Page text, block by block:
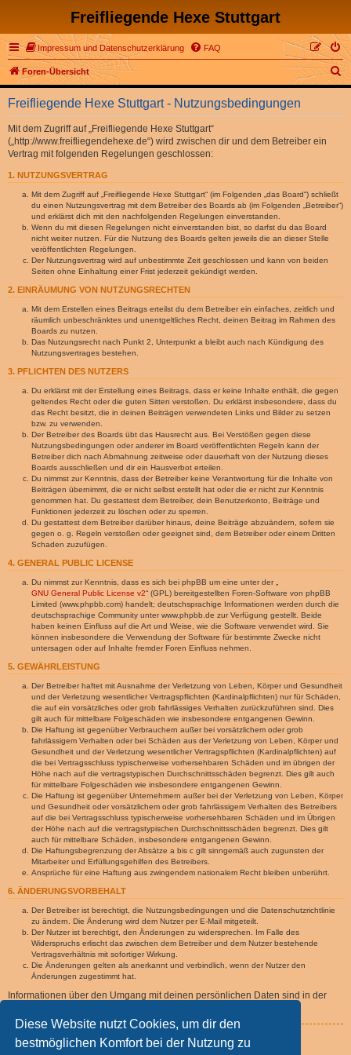
Diese Website nutzt Cookies, um dir den
bestmöglichen Komfort bei der Nutzung zu
Freifliegende Hexe Stuttgart
Impressum und Datenschutzerklärung FAQ
Foren-Übersicht
S
u
Freifliegende Hexe Stuttgart - Nutzungsbedingungen
Mit dem Zugriff auf „Freifliegende Hexe Stuttgart“
(„http://www.freifliegendehexe.de“) wird zwischen dir und dem Betreiber ein
Vertrag mit folgenden Regelungen geschlossen:
1. NUTZUNGSVERTRAG
Mit dem Zugriff auf „Freifliegende Hexe Stuttgart“ (im Folgenden „das Board“) schließt
du einen Nutzungsvertrag mit dem Betreiber des Boards ab (im Folgenden „Betreiber“)
und erklärst dich mit den nachfolgenden Regelungen einverstanden.
Wenn du mit diesen Regelungen nicht einverstanden bist, so darfst du das Board
nicht weiter nutzen. Für die Nutzung des Boards gelten jeweils die an dieser Stelle
veröffentlichten Regelungen.
Der Nutzungsvertrag wird auf unbestimmte Zeit geschlossen und kann von beiden
Seiten ohne Einhaltung einer Frist jederzeit gekündigt werden.
2. EINRÄUMUNG VON NUTZUNGSRECHTEN
Mit dem Erstellen eines Beitrags erteilst du dem Betreiber ein einfaches, zeitlich und
räumlich unbeschränktes und unentgeltliches Recht, deinen Beitrag im Rahmen des
Boards zu nutzen.
Das Nutzungsrecht nach Punkt 2, Unterpunkt a bleibt auch nach Kündigung des
Nutzungsvertrages bestehen.
3. PFLICHTEN DES NUTZERS
Du erklärst mit der Erstellung eines Beitrags, dass er keine Inhalte enthält, die gegen
geltendes Recht oder die guten Sitten verstoßen. Du erklärst insbesondere, dass du
das Recht besitzt, die in deinen Beiträgen verwendeten Links und Bilder zu setzen
bzw. zu verwenden.
Der Betreiber des Boards übt das Hausrecht aus. Bei Verstößen gegen diese
Nutzungsbedingungen oder anderer im Board veröffentlichten Regeln kann der
Betreiber dich nach Abmahnung zeitweise oder dauerhaft von der Nutzung dieses
Boards ausschließen und dir ein Hausverbot erteilen.
Du nimmst zur Kenntnis, dass der Betreiber keine Verantwortung für die Inhalte von
Beiträgen übernimmt, die er nicht selbst erstellt hat oder die er nicht zur Kenntnis
genommen hat. Du gestattest dem Betreiber, dein Benutzerkonto, Beiträge und
Funktionen jederzeit zu löschen oder zu sperren.
Du gestattest dem Betreiber darüber hinaus, deine Beiträge abzuändern, sofern sie
gegen o. g. Regeln verstoßen oder geeignet sind, dem Betreiber oder einem Dritten
Schaden zuzufügen.
4. GENERAL PUBLIC LICENSE
Du nimmst zur Kenntnis, dass es sich bei phpBB um eine unter der „
GNU General Public License v2“ (GPL) bereitgestellten Foren-Software von phpBB
Limited (www.phpbb.com) handelt; deutschsprachige Informationen werden durch die
deutschsprachige Community unter www.phpbb.de zur Verfügung gestellt. Beide
haben keinen Einfluss auf die Art und Weise, wie die Software verwendet wird. Sie
können insbesondere die Verwendung der Software für bestimmte Zwecke nicht
untersagen oder auf Inhalte fremder Foren Einfluss nehmen.
5. GEWÄHRLEISTUNG
Der Betreiber haftet mit Ausnahme der Verletzung von Leben, Körper und Gesundheit
und der Verletzung wesentlicher Vertragspflichten (Kardinalpflichten) nur für Schäden,
die auf ein vorsätzliches oder grob fahrlässiges Verhalten zurückzuführen sind. Dies
gilt auch für mittelbare Folgeschäden wie insbesondere entgangenen Gewinn.
Die Haftung ist gegenüber Verbrauchern außer bei vorsätzlichem oder grob
fahrlässigem Verhalten oder bei Schäden aus der Verletzung von Leben, Körper und
Gesundheit und der Verletzung wesentlicher Vertragspflichten (Kardinalpflichten) auf
die bei Vertragsschluss typischerweise vorhersehbaren Schäden und im übrigen der
Höhe nach auf die vertragstypischen Durchschnittsschäden begrenzt. Dies gilt auch
für mittelbare Folgeschäden wie insbesondere entgangenen Gewinn.
Die Haftung ist gegenüber Unternehmern außer bei der Verletzung von Leben, Körper
und Gesundheit oder vorsätzlichem oder grob fahrlässigem Verhalten des Betreibers
auf die bei Vertragsschluss typischerweise vorhersehbaren Schäden und im Übrigen
der Höhe nach auf die vertragstypischen Durchschnittsschäden begrenzt. Dies gilt
auch für mittelbare Schäden, insbesondere entgangenen Gewinn.
Die Haftungsbegrenzung der Absätze a bis c gilt sinngemäß auch zugunsten der
Mitarbeiter und Erfüllungsgehilfen des Betreibers.
Ansprüche für eine Haftung aus zwingendem nationalem Recht bleiben unberührt.
6. ÄNDERUNGSVORBEHALT
Der Betreiber ist berechtigt, die Nutzungsbedingungen und die Datenschutzrichtlinie
zu ändern. Die Änderung wird dem Nutzer per E-Mail mitgeteilt.
Der Nutzer ist berechtigt, den Änderungen zu widersprechen. Im Falle des
Widerspruchs erlischt das zwischen dem Betreiber und dem Nutzer bestehende
Vertragsverhältnis mit sofortiger Wirkung.
Die Änderungen gelten als anerkannt und verbindlich, wenn der Nutzer den
Änderungen zugestimmt hat.
Informationen über den Umgang mit deinen persönlichen Daten sind in der
Zurück zur Anmeldemaske